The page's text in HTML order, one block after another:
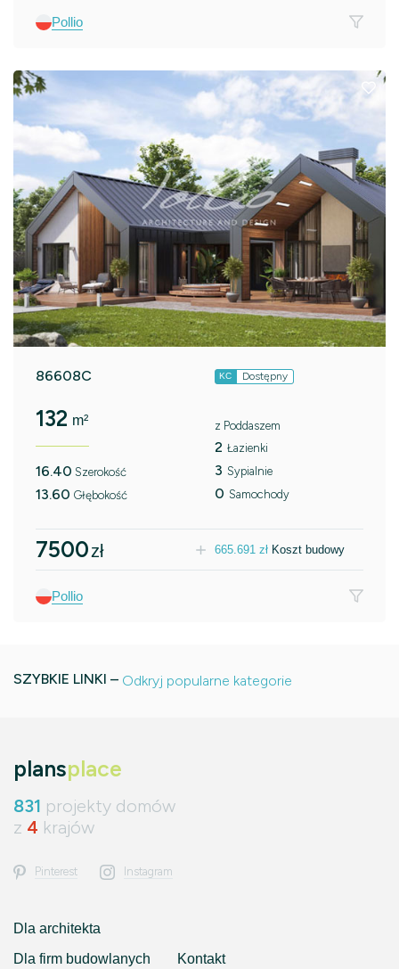
Pollio
86608C KC Dostępny
132 m²
16.40 Szerokość
13.60 Głębokość
z Poddaszem
2 Łazienki
3 Sypialnie
0 Samochody
7500zł 665.691 zł Koszt budowy
Pollio
SZYBKIE LINKI – Odkryj popularne kategorie
plansplace
831 projekty domów
z 4 krajów
Pinterest Instagram
Dla architekta
Dla firm budowlanych
Kontakt